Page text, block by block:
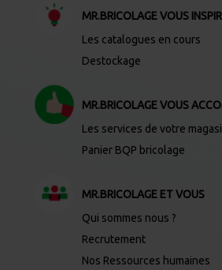
MR.BRICOLAGE VOUS
Les catalogues en cours
Destockage
MR.BRICOLAGE VOUS
Les services de votre
Panier BQP bricolage
MR.BRICOLAGE ET VOUS
Qui sommes nous ?
Recrutement
Nos Ressources humaines